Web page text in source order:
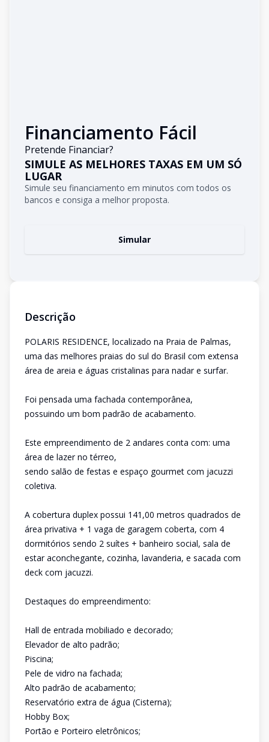
Financiamento Fácil
Pretende Financiar?
SIMULE AS MELHORES TAXAS EM UM SÓ
LUGAR
Simule seu financiamento em minutos com todos os
bancos e consiga a melhor proposta.
Simular
Descrição
POLARIS RESIDENCE, localizado na Praia de Palmas,
uma das melhores praias do sul do Brasil com extensa
área de areia e águas cristalinas para nadar e surfar.
Foi pensada uma fachada contemporânea,
possuindo um bom padrão de acabamento.
Este empreendimento de 2 andares conta com: uma
área de lazer no térreo,
sendo salão de festas e espaço gourmet com jacuzzi
coletiva.
A cobertura duplex possui 141,00 metros quadrados de
área privativa + 1 vaga de garagem coberta, com 4
dormitórios sendo 2 suítes + banheiro social, sala de
estar aconchegante, cozinha, lavanderia, e sacada com
deck com jacuzzi.
Destaques do empreendimento:
Hall de entrada mobiliado e decorado;
Elevador de alto padrão;
Piscina;
Pele de vidro na fachada;
Alto padrão de acabamento;
Reservatório extra de água (Cisterna);
Hobby Box;
Portão e Porteiro eletrônicos;